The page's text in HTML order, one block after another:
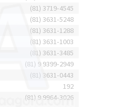
(81) 3719-4545
(81) 3631-5248
(81) 3631-1288
(81) 3631-1003
(81) 3631-3485
(81) 9 9399-2949
(81) 3631-0443
192
(81) 9 9964-3026